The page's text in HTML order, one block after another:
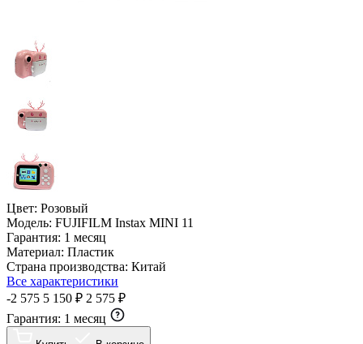
Цвет: Розовый
Модель: FUJIFILM Instax MINI 11
Гарантия: 1 месяц
Материал: Пластик
Страна производства: Китай
Все характеристики
-2 575 5 150 ₽ 2 575 ₽
Гарантия: 1 месяц